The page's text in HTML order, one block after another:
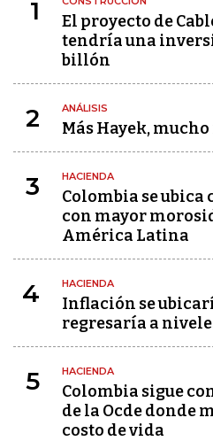
1
El proyecto de
tendría una
billón
2 ANÁLISIS
Más Hayek,
3 HACIENDA
Colombia se ubica
con mayor
América Latina
4 HACIENDA
Inflación se
regresaría a
5 HACIENDA
Colombia sigue
de la Ocde donde
costo de vida